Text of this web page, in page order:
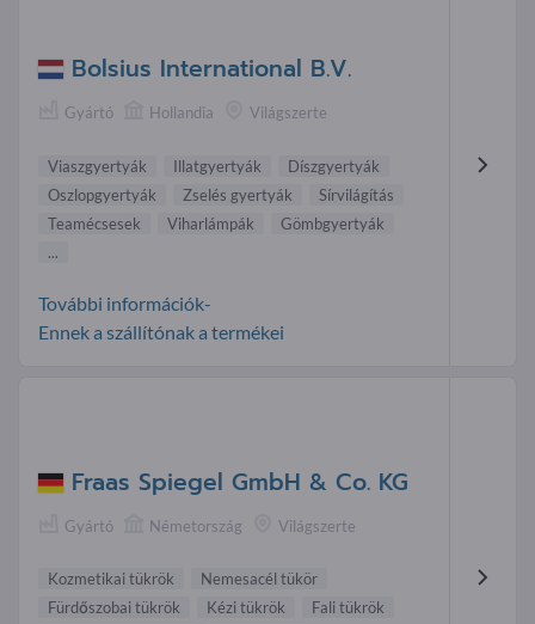
Bolsius International B.V.
Gyártó Hollandia Világszerte
Viaszgyertyák Illatgyertyák
Díszgyertyák
Oszlopgyertyák
Zselés gyertyák
Sírvilágítás
Teamécsesek
Viharlámpák
Gömbgyertyák
...
További információk-
Ennek a szállítónak a termékei
Fraas Spiegel GmbH & Co. KG
Gyártó Németország Világszerte
Kozmetikai tükrök
Nemesacél tükör
Fürdőszobai tükrök
Kézi tükrök
Fali tükrök